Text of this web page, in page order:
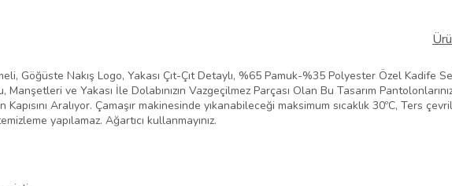
Göğüste Nakış Logo, Yakası Çıt-Çıt Detaylı, %65 Pamuk-%35 Polyester Özel Kadife
ve Yakası İle Dolabınızın Vazgeçilmez Parçası Olan Bu Tasarım
Aralıyor. Çamaşır makinesinde yıkanabileceği maksimum sıcaklık 30ºC, Ters
yapılamaz. Ağartıcı kullanmayınız.